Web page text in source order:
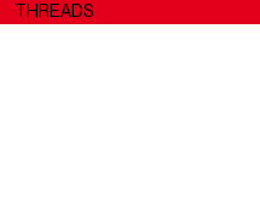
THREADS